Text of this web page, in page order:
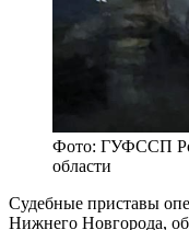
Фото: ГУФССП
области
Судебные приставы
Нижнего Новгорода,